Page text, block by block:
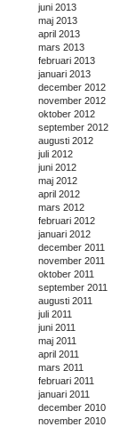
juni 2013
maj 2013
april 2013
mars 2013
februari 2013
januari 2013
december 2012
november 2012
oktober 2012
september 2012
augusti 2012
juli 2012
juni 2012
maj 2012
april 2012
mars 2012
februari 2012
januari 2012
december 2011
november 2011
oktober 2011
september 2011
augusti 2011
juli 2011
juni 2011
maj 2011
april 2011
mars 2011
februari 2011
januari 2011
december 2010
november 2010